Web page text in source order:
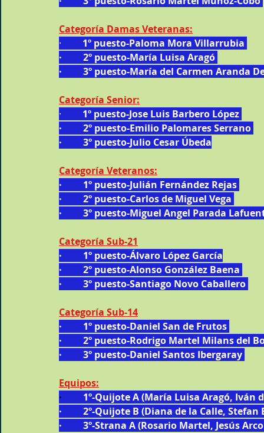
Categoría Damas Veteranas:
·
1º puesto-Paloma Mora Villarrubia
·         2º puesto-María Luisa Aragó
·         3º puesto-María del Carmen Aranda
Categoría Senior:
·
   1º puesto-Jose Luis Barbero López
·         2º puesto-Emilio Palomares Serrano
·         3º puesto-Julio Cesar Úbeda
Categoría Veteranos:
·         1º puesto-Julián Fernández Rejas
·         2º puesto-Carlos de Miguel Vega
·         3º puesto-Miguel Angel Parada
Categoría Sub-21
·         1º puesto-Álvaro López García
·         2º puesto-Alonso González Baena
·         3º puesto-Santiago Novo Caballero
Categoría Sub-14
·         1º puesto-Daniel San de Frutos
·         2º puesto-Rodrigo Martel Milans del
·         3º puesto-Daniel Santos Ibergaray
Equipos:
·
1º-Quijote A (María Luisa Aragó,
·         2º-Quijote B (Diana de la Calle,
·         3º-Strana A (Rosario Martel, Jesús